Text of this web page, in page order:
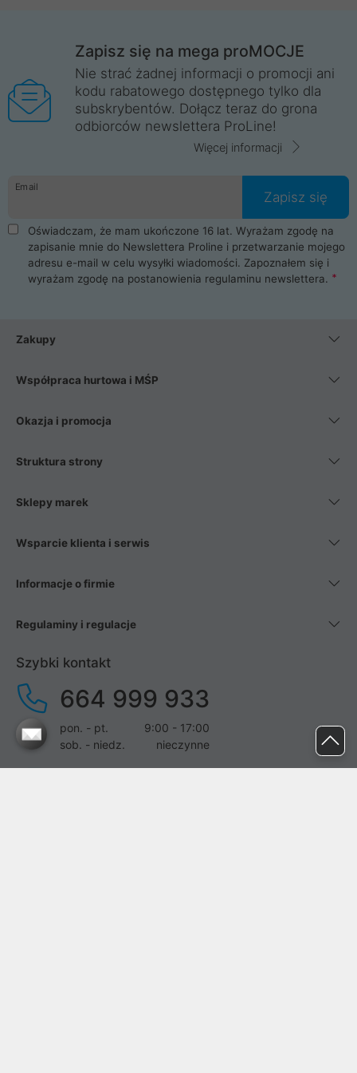
Zapisz się na mega proMOCJE
Nie strać żadnej informacji o promocji ani
kodu rabatowego dostępnego tylko dla
subskrybentów. Dołącz teraz do grona
odbiorców newslettera ProLine!
Więcej informacji
Email
Zapisz się
Oświadczam, że mam ukończone 16 lat. Wyrażam zgodę na
zapisanie mnie do Newslettera Proline i przetwarzanie mojego
adresu e-mail w celu wysyłki wiadomości. Zapoznałem się i
wyrażam zgodę na postanowienia regulaminu newslettera.
Zakupy
Współpraca hurtowa i MŚP
Okazja i promocja
Struktura strony
Sklepy marek
Wsparcie klienta i serwis
Informacje o firmie
Regulaminy i regulacje
Szybki kontakt
664 999 933
pon. - pt.
9:00 - 17:00
sob. - niedz.
nieczynne